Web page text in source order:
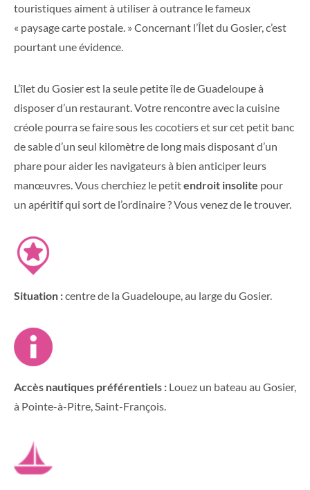
touristiques aiment à utiliser à outrance le fameux
« paysage carte postale. » Concernant l’Îlet du Gosier, c’est
pourtant une évidence.
L’îlet du Gosier est la seule petite île de Guadeloupe à
disposer d’un restaurant. Votre rencontre avec la cuisine
créole pourra se faire sous les cocotiers et sur cet petit banc
de sable d’un seul kilomètre de long mais disposant d’un
phare pour aider les navigateurs à bien anticiper leurs
manœuvres. Vous cherchiez le petitendroit insolite pour
un apéritif qui sort de l’ordinaire ? Vous venez de le trouver.
Situation :centre de la Guadeloupe, au large du Gosier.
Accès nautiques préférentiels : Louez un bateau au Gosier,
à Pointe-à-Pitre, Saint-François.